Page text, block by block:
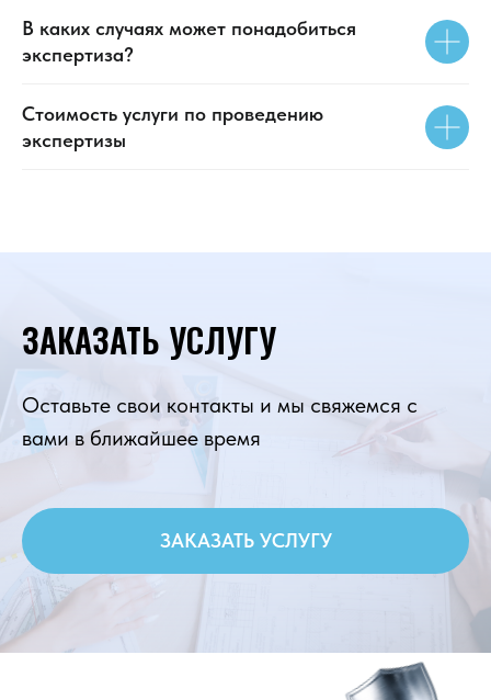
В каких случаях может понадобиться
экспертиза?
Стоимость услуги по проведению
экспертизы
ЗАКАЗАТЬ УСЛУГУ
Оставьте свои контакты и мы свяжемся с
вами в ближайшее время
ЗАКАЗАТЬ УСЛУГУ